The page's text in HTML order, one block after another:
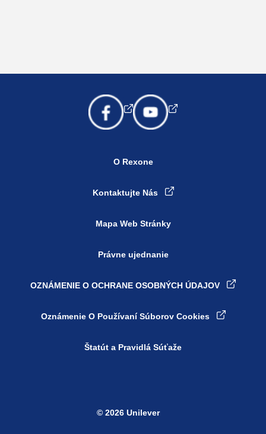
O Rexone
Kontaktujte Nás
Mapa Web Stránky
Právne ujednanie
OZNÁMENIE O OCHRANE OSOBNÝCH ÚDAJOV
Nastavenia súborov cookie
Oznámenie O Používaní Súborov Cookies